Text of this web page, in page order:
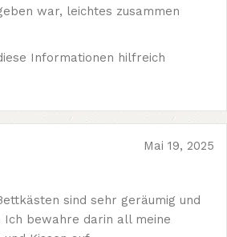
war, leichtes zusammen
Informationen hilfreich
Mai 19, 2025
sind sehr geräumig und
Ich bewahre darin all meine